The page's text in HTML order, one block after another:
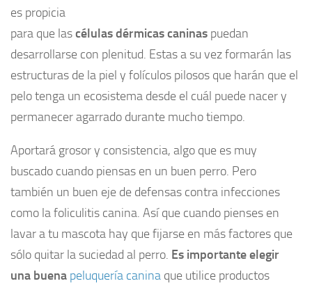
es propicia
para que lascélulas dérmicas caninas puedan
desarrollarse con plenitud. Estas a su vez formarán las
estructuras de la piel y folículos pilosos que harán que el
pelo tenga un ecosistema desde el cuál puede nacer y
permanecer agarrado durante mucho tiempo.
Aportará grosor y consistencia, algo que es muy
buscado cuando piensas en un buen perro. Pero
también un buen eje de defensas contra infecciones
como la foliculitis canina. Así que cuando pienses en
lavar a tu mascota hay que fijarse en más factores que
sólo quitar la suciedad al perro. Es importante elegir
una buena peluquería canina que utilice productos